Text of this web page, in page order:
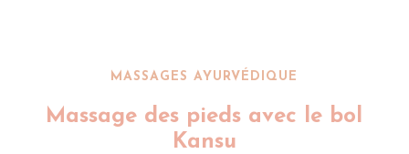
MASSAGES AYURVÉDIQUE
Massage des pieds avec le bol
Kansu